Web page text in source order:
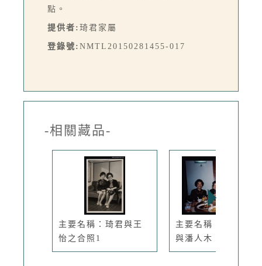
點。
提供者: 琦君家屬
登錄號: NMTL20150281455-017
-相關藏品-
主要名稱：琦君與王
怡之合照1
主要名稱：琦君夫婦
與潘人木、...